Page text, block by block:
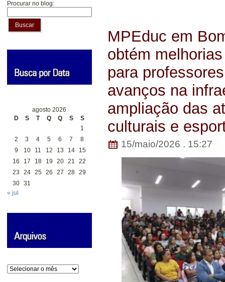
Procurar no blog:
Buscar
agosto 2026
D
S T Q Q S
S
1
2
3 4 5 6 7
8
9
10 11 12 13 14
15
16
17 18 19 20 21
22
23
24 25 26 27 28 29
30 31
« jul
Arquivos
MPEduc em
obtém
para
avanços na
ampliação das
culturais e
15/maio/2026 . 15:27